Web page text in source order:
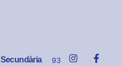
Secundària
93